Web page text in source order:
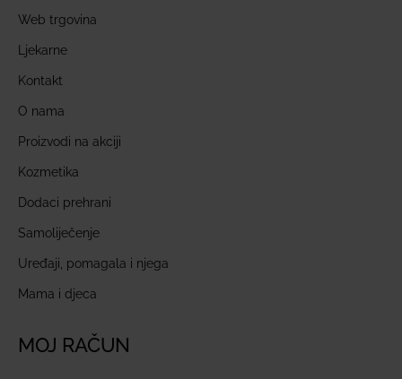
Web trgovina
Ljekarne
Kontakt
O nama
Proizvodi na akciji
Kozmetika
Dodaci prehrani
Samoliječenje
Uređaji, pomagala i njega
Mama i djeca
MOJ RAČUN